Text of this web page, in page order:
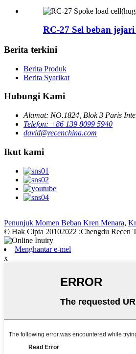
RC-27 Sel beban
Berita terkini
Berita Produk
Berita Syarikat
Hubungi Kami
Alamat: NO.1824, Blok 3 Paris
Telefon: +86 139 8099 5940
david@recenchina.com
Ikut kami
Penunjuk Momen Beban Kren Menara,
© Hak Cipta 20102022 :Chengdu Recen
Menghantar e-mel
x